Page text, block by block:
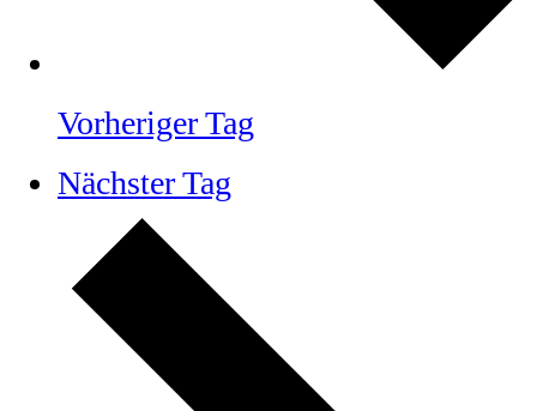
Vorheriger Tag
Nächster Tag